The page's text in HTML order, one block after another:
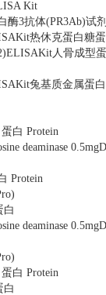
Kit
酶3抗体(PR3Ab)试
热休克蛋白糖
人骨成型
兔基质金属蛋
蛋白 Protein
deaminase
Protein
白
deaminase
蛋白 Protein
白